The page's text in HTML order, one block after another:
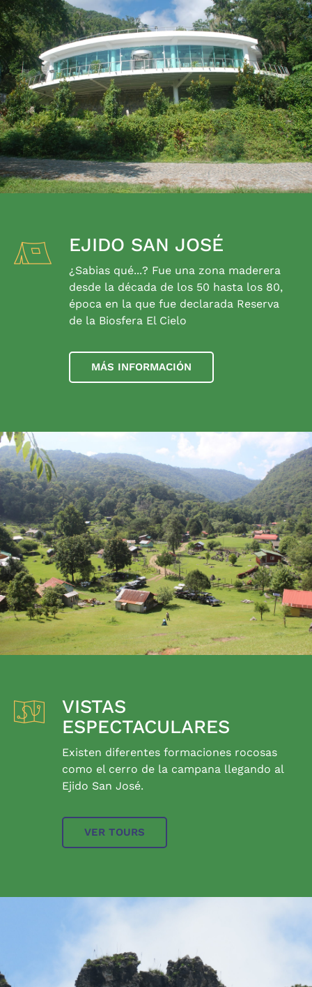
EJIDO SAN JOSÉ
¿Sabias qué...? Fue una zona maderera
desde la década de los 50 hasta los 80,
época en la que fue declarada Reserva
de la Biosfera El Cielo
MÁS INFORMACIÓN
VISTAS
ESPECTACULARES
Existen diferentes formaciones rocosas
como el cerro de la campana llegando al
Ejido San José.
VER TOURS